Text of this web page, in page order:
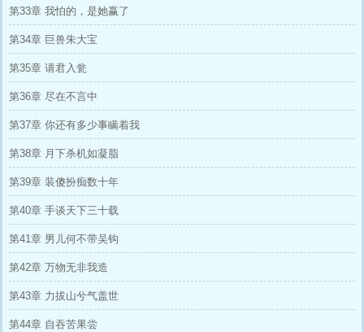
第33章 我怕的，是她赢了
第34章 巨兽朱大宝
第35章 请君入瓮
第36章 尽在不言中
第37章 你还有多少事瞒着我
第38章 月下杀机如凝脂
第39章 装傻扮痴数十年
第40章 手谈天下三十载
第41章 男儿何不带吴钩
第42章 万物无非我造
第43章 力拔山兮气盖世
第44章 自吞苦果尝